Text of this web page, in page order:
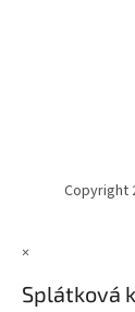
Copyright
×
Splátková